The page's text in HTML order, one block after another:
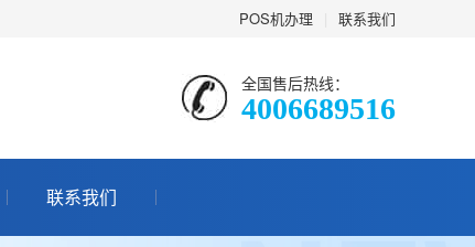
POS机办理 联系我们
全国售后热线：
4006689516
联系我们